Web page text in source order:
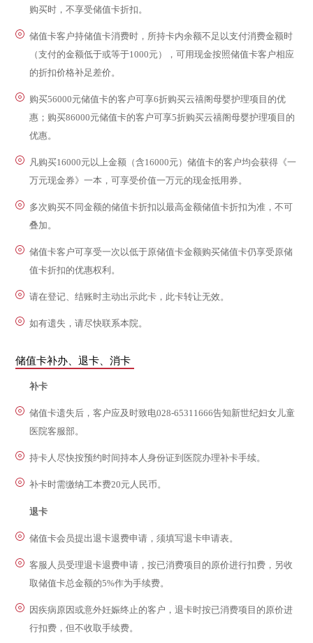
购买时，不享受储值卡折扣。
储值卡客户持储值卡消费时，所持卡内余额不足以支付消费金额时
（支付的金额低于或等于1000元），可用现金按照储值卡客户相应
的折扣价格补足差价。
购买56000元储值卡的客户可享6折购买云禧阁母婴护理项目的优
惠；购买86000元储值卡的客户可享5折购买云禧阁母婴护理项目的
优惠。
凡购买16000元以上金额（含16000元）储值卡的客户均会获得《一
万元现金券》一本，可享受价值一万元的现金抵用券。
多次购买不同金额的储值卡折扣以最高金额储值卡折扣为准，不可
叠加。
储值卡客户可享受一次以低于原储值卡金额购买储值卡仍享受原储
值卡折扣的优惠权利。
请在登记、结账时主动出示此卡，此卡转让无效。
如有遗失，请尽快联系本院。
储值卡补办、退卡、消卡
补卡
储值卡遗失后，客户应及时致电028-65311666告知新世纪妇女儿童
医院客服部。
持卡人尽快按预约时间持本人身份证到医院办理补卡手续。
补卡时需缴纳工本费20元人民币。
退卡
储值卡会员提出退卡退费申请，须填写退卡申请表。
客服人员受理退卡退费申请，按已消费项目的原价进行扣费，另收
取储值卡总金额的5%作为手续费。
因疾病原因或意外妊娠终止的客户，退卡时按已消费项目的原价进
行扣费，但不收取手续费。